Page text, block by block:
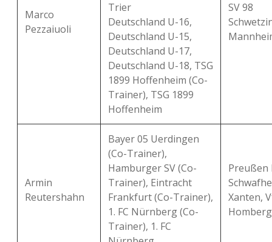
Marco
Pezzaiuoli
Trier
Deutschland U-16,
Deutschland U-15,
Deutschland U-17,
Deutschland U-18, TSG
1899 Hoffenheim (Co-
Trainer), TSG 1899
Hoffenheim
SV 98
Armin
Reutershahn
Bayer 05 Uerdingen
(Co-Trainer),
Hamburger SV (Co-
Trainer), Eintracht
Frankfurt (Co-Trainer),
1. FC Nürnberg (Co-
Trainer), 1. FC
Preußen
Xanten,
Homberg